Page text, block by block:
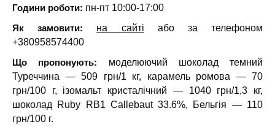
Години роботи: пн-пт 10:00-17:00
Як замовити: на сайті або за телефоном
+380958574400
Що пропонують: моделюючий шоколад темний
Туреччина — 509 грн/1 кг, карамель ромова — 70
грн/100 г, ізомальт кристалічний — 1040 грн/1,3 кг,
шоколад Ruby RB1 Callebaut 33.6%, Бельгія — 110
грн/100 г.